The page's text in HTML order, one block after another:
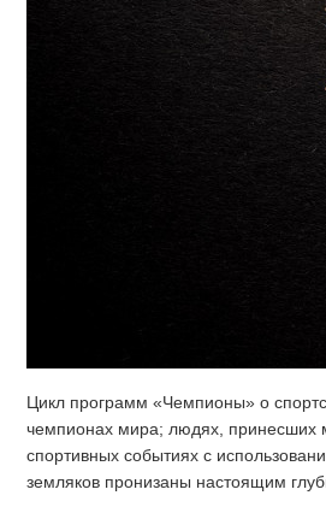
Цикл программ «Чемпионы» о
чемпионах мира; людях, принесших
спортивных событиях с
земляков пронизаны настоящим